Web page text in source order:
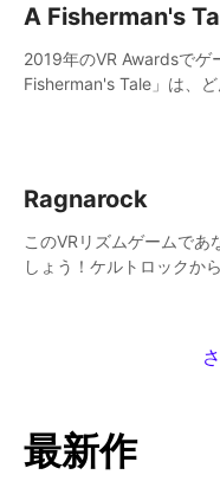
A Fisherman's
2019年のVR Awardsでゲ
Fisherman's Tale」は、
Ragnarock
このVRリズムゲームであ
しょう！ケルトロックか
最新作